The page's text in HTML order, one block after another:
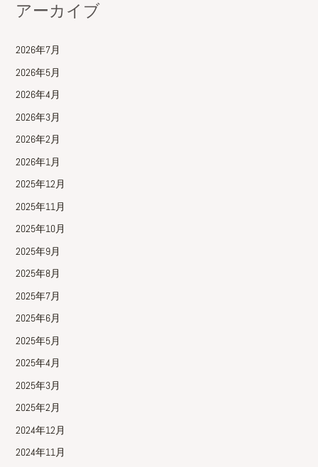
アーカイブ
2026年7月
2026年5月
2026年4月
2026年3月
2026年2月
2026年1月
2025年12月
2025年11月
2025年10月
2025年9月
2025年8月
2025年7月
2025年6月
2025年5月
2025年4月
2025年3月
2025年2月
2024年12月
2024年11月